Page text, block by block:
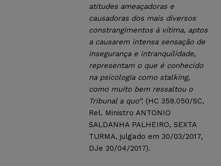
atitudes ameaçadoras e
causadoras dos mais diversos
constrangimentos à vítima, aptos
a causarem intensa sensação de
insegurança e intranquilidade,
representam o que é conhecido
na psicologia como stalking,
como muito bem ressaltou o
Tribunal a quo”. (HC 359.050/SC,
Rel. Ministro ANTONIO
SALDANHA PALHEIRO, SEXTA
TURMA, julgado em 30/03/2017,
DJe 20/04/2017).